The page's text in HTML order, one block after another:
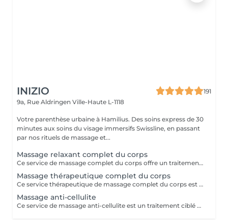
INIZIO
191
9a, Rue Aldringen Ville-Haute L-1118
Votre parenthèse urbaine à Hamilius. Des soins express de 30
minutes aux soins du visage immersifs Swissline, en passant
par nos rituels de massage et...
Massage relaxant complet du corps
Ce service de massage complet du corps offre un traitement complet et relaxant conçu pour travailler sur tout le corps : cou, épaules, dos, bras, mains, jambes, pieds. Il utilise des techniques fluides à moyenne pression pour relâcher la tension musculaire, améliorer la flexibilité et favoriser la relaxation profonde, ce qui le rend idéal pour soulager le stress, les douleurs quotidiennes ou simplement rétablir l'équilibre après une semaine chargée.
Massage thérapeutique complet du corps
Ce service thérapeutique de massage complet du corps est une séance ciblée et axée sur le traitement qui aborde la tension musculaire spécifique, les déséquilibres posturaux et les schémas de douleur chronique dans tout le corps. En utilisant des techniques plus profondes et ciblées telles que la libération myofasciale, le travail au point de déclenchement et l'étirement des fibres croisées, il vise à corriger les restrictions musculaires, à améliorer la mobilité articulaire et à restaurer le mouvement fonctionnel, ce qui le rend idéal pour les personnes souffrant d'inconfort récurrent ou de modes de vie actifs. Principaux avantages Soulage la tension musculaire chronique et la douleur, en particulier dans le cou, les épaules, le dos, les hanches et les jambes, en travaillant sur les tissus profonds et les points de déclenchement. Améliore la posture et la mobilité des articulations en relâchant les muscles tendus et le fascia, aidant le corps à bouger plus librement et avec moins de fatigue. Favorise la récupération et la performance des blessures en réduisant la raideur musculaire, en améliorant la circulation et en raccourcissant le temps de récupération après l'activité physique.
Massage anti-cellulite
Ce service de massage anti-cellulite est un traitement ciblé et stimulant conçu pour améliorer l'apparence et la texture de la peau généralement affectée par la cellulite, en particulier sur les cuisses, les hanches, les fesses et parfois l'abdomen. En utilisant des techniques fermes et rythmiques telles que le pétrissage profond, le drainage lymphatique et les pressions circulaires, il vise à briser les dépôts graisseux, à stimuler la circulation et à encourager l'élimination des fluides et des toxines retenus du tissu. Principaux avantages : Aide à réduire l'apparence visible de la cellulite en améliorant le flux sanguin et le drainage lymphatique dans les zones ciblées. Soutient une peau plus lisse et plus ferme en encourageant la dégradation des dépôts graisseux et en réduisant la rétention d'eau. Favorise une meilleure circulation et une meilleure désintoxication, ce qui peut laisser la peau plus douce, plus tonique et moins de fossettes au fil du temps avec des séances régulières.